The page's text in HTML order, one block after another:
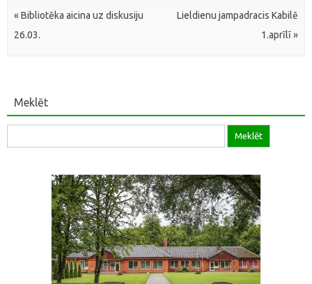
Post navigation
«Bibliotēka aicina uz diskusiju
26.03.
Lieldienu jampadracis Kabilē
1.aprīlī»
Meklēt